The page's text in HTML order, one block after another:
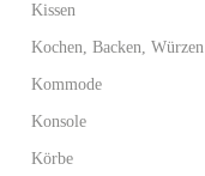
Kissen
Kochen, Backen, Würzen
Kommode
Konsole
Körbe